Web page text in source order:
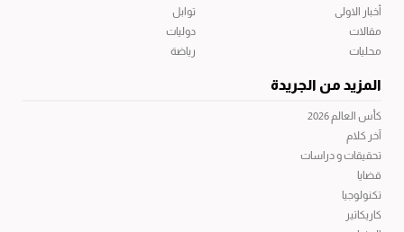
أخبار الاولى
مقالات
محليات
توابل
دوليات
رياضة
المزيد من الجريدة
كأس العالم 2026
آخر كلام
تحقيقات و دراسات
قضايا
تكنولوجيا
كاريكاتير